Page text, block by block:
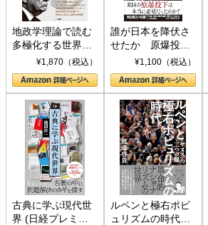
地政学理論で読む
多極化する世界：
トランプとBRICS
の挑戦
¥1,870（税込）
誰が日本を降伏さ
せたか 原爆投
下、ソ連参戦、そ
して聖断 (PHP新
書)
¥1,100（税込）
古典に学ぶ現代世
界 (日経プレミア
ルペンと極右ポピ
ュリズムの時代：